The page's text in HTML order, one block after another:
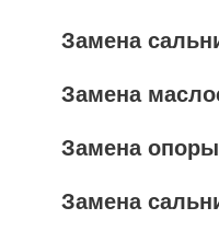
Замена
Замена
Замена опоры
Замена